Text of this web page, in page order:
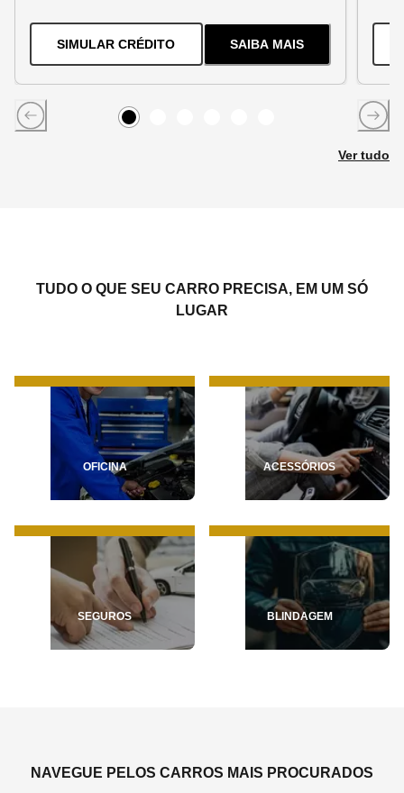
SIMULAR CRÉDITOPARA O TRACKER 1.2 TURBO FLEX
SAIBA MAIS
SOBRE
Ver tudo
TUDO O QUE SEU CARRO PRECISA, EM UM SÓ
LUGAR
OFICINA ACESSÓRIOS
SEGUROS BLINDAGEM
NAVEGUE PELOS CARROS MAIS PROCURADOS